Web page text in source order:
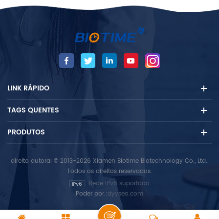
LINK RÁPIDO
TAGS QUENTES
PRODUTOS
direito autoral © 2013-2026 Xiamen Biotime Biotechnology Co., Ltd..
Todos os direitos reservados.
Rede IPv6 suportada
Poder por.:dyyseo.com